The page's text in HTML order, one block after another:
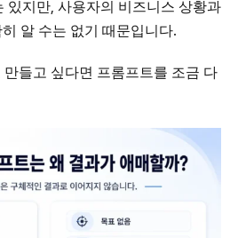
있지만, 사용자의 비즈니스 상황과
알 수는 없기 때문입니다.
들고 싶다면 프롬프트를 조금 다